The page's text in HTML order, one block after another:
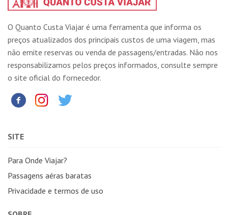
O Quanto Custa Viajar é uma ferramenta que informa os
preços atualizados dos principais custos de uma viagem, mas
não emite reservas ou venda de passagens/entradas. Não nos
responsabilizamos pelos preços informados, consulte sempre
o site oficial do fornecedor.
SITE
Para Onde Viajar?
Passagens aéras baratas
Privacidade e termos de uso